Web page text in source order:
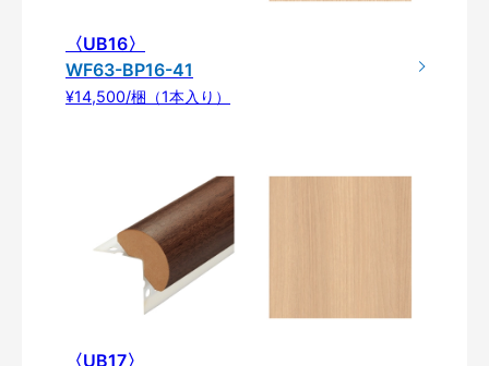
〈UB16〉
WF63-BP16-41
¥14,500/梱（1本入り）
〈UB17〉